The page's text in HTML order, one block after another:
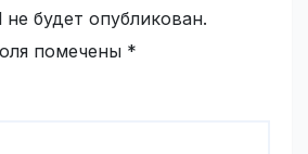
будет опубликован.
помечены *